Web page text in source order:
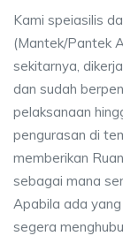
Kami speiasilis
(Mantek/Pantek
sekitarnya,
dan sudah
pelaksanaan
pengurasan di
memberikan
sebagai mana
Apabila ada
segera